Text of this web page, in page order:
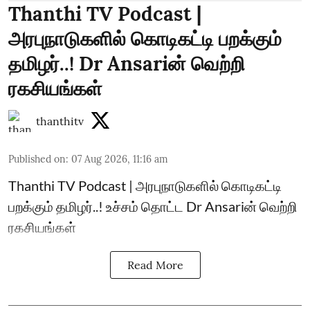
Thanthi TV Podcast |
அரபுநாடுகளில் கொடிகட்டி பறக்கும்
தமிழர்..! Dr Ansariன் வெற்றி
ரகசியங்கள்
thanthitv
Published on: 07 Aug 2026, 11:16 am
Thanthi TV Podcast | அரபுநாடுகளில் கொடிகட்டி
பறக்கும் தமிழர்..! உச்சம் தொட்ட Dr Ansariன் வெற்றி
ரகசியங்கள்
Read More